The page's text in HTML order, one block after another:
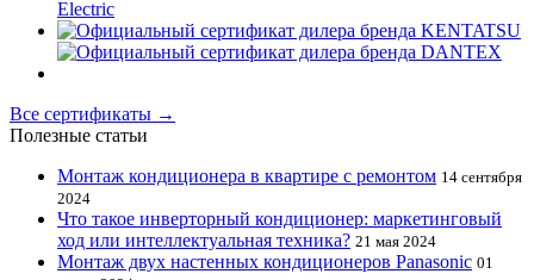
Все сертификаты →
Полезные статьи
Монтаж кондиционера в квартире с ремонтом 14 сентября
2024
Что такое инверторный кондиционер: маркетинговый
ход или интеллектуальная техника? 21 мая 2024
Монтаж двух настенных кондиционеров Panasonic 01